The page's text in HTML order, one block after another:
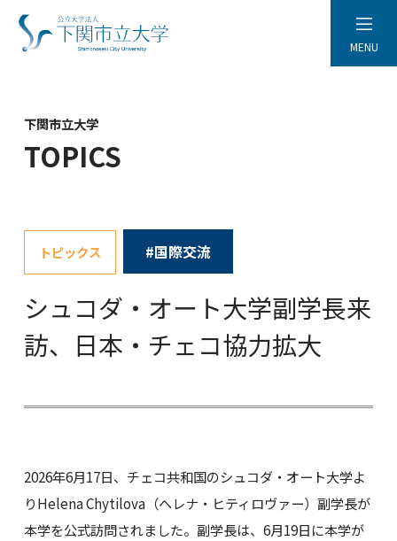
MENU
下関市立大学
TOPICS
トピックス #国際交流
シュコダ・オート大学副学長来
訪、日本・チェコ協力拡大
2026年6月17日、チェコ共和国のシュコダ・オート大学よ
りHelena Chytilova（ヘレナ・ヒティロヴァー）副学長が
本学を公式訪問されました。副学長は、6月19日に本学が